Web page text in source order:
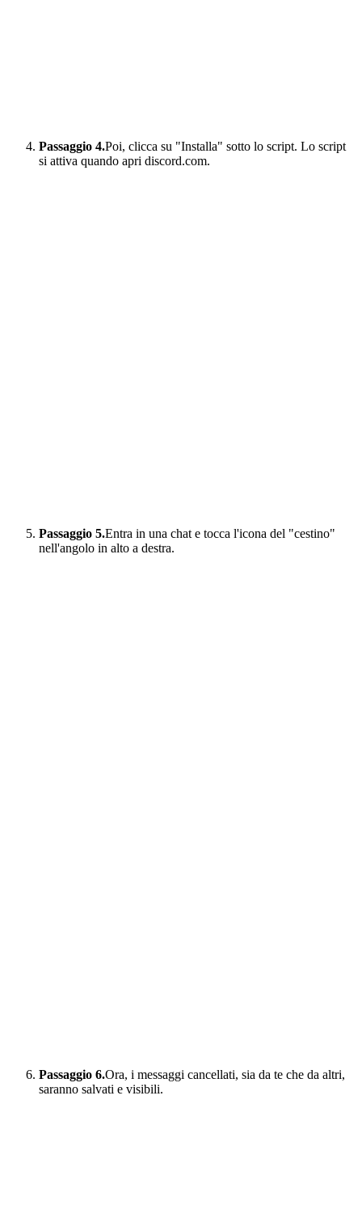
Passaggio 4.Poi, clicca su "Installa" sotto lo script. Lo script
si attiva quando apri discord.com.
Passaggio 5.Entra in una chat e tocca l'icona del "cestino"
nell'angolo in alto a destra.
Passaggio 6.Ora, i messaggi cancellati, sia da te che da altri,
saranno salvati e visibili.